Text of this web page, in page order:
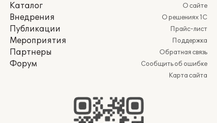
Каталог
Внедрения
Публикации
Мероприятия
Партнеры
Форум
О сайте
О решениях 1С
Прайс-лист
Поддержка
Обратная связь
Сообщить об ошибке
Карта сайта